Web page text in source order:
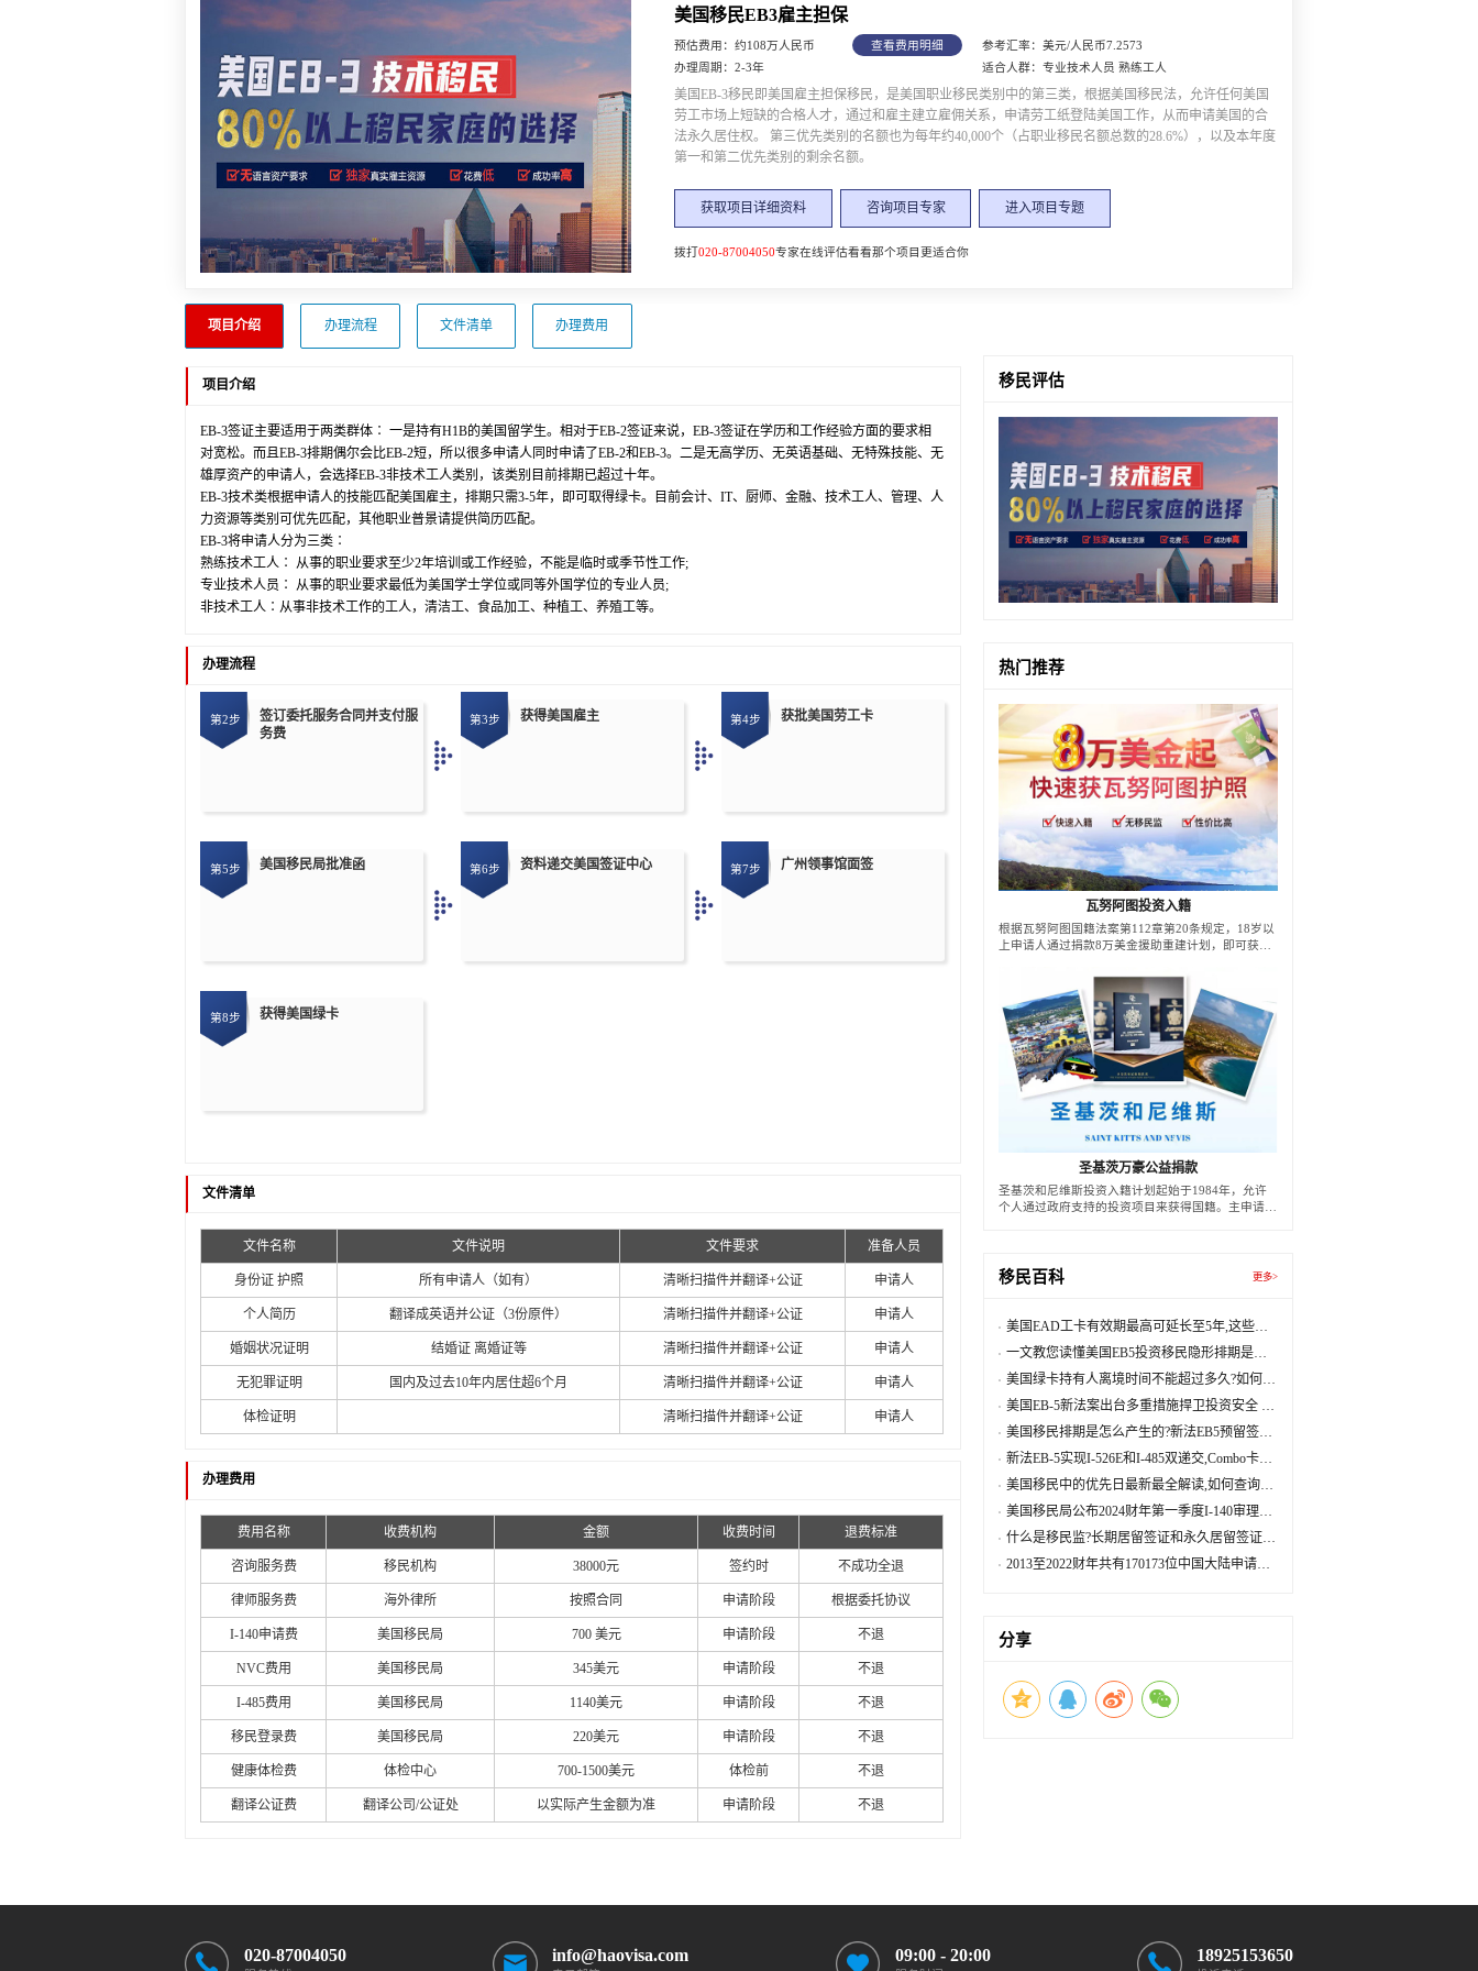
美国移民EB3雇主担保
预估费用：约108万人民币
参考汇率：美元/人民币7.2573
办理周期：2-3年
适合人群：专业技术人员 熟练工人
查看费用明细
美国EB-3移民即美国雇主担保移民，是美国职业移民类别中的第三类，根据美国移民法，允许任何美国
劳工市场上短缺的合格人才，通过和雇主建立雇佣关系，申请劳工纸登陆美国工作，从而申请美国的合
法永久居住权。 第三优先类别的名额也为每年约40,000个（占职业移民名额总数的28.6%），以及本年度
第一和第二优先类别的剩余名额。
获取项目详细资料 咨询项目专家 进入项目专题
拨打020-87004050专家在线评估看看那个项目更适合你
项目介绍 办理流程 文件清单 办理费用
项目介绍
EB-3签证主要适用于两类群体∶ 一是持有H1B的美国留学生。相对于EB-2签证来说，EB-3签证在学历和工作经验方面的要求相
对宽松。而且EB-3排期偶尔会比EB-2短，所以很多申请人同时申请了EB-2和EB-3。二是无高学历、无英语基础、无特殊技能、无
雄厚资产的申请人，会选择EB-3非技术工人类别，该类别目前排期已超过十年。
EB-3技术类根据申请人的技能匹配美国雇主，排期只需3-5年，即可取得绿卡。目前会计、IT、厨师、金融、技术工人、管理、人
力资源等类别可优先匹配，其他职业普景请提供简历匹配。
EB-3将申请人分为三类∶
熟练技术工人∶ 从事的职业要求至少2年培训或工作经验，不能是临时或季节性工作;
专业技术人员∶ 从事的职业要求最低为美国学士学位或同等外国学位的专业人员;
非技术工人∶从事非技术工作的工人，清洁工、食品加工、种植工、养殖工等。
办理流程
第2步
签订委托服务合同并支付服
务费
第3步 获得美国雇主 第4步 获批美国劳工卡
第5步 美国移民局批准函 第6步 资料递交美国签证中心 第7步 广州领事馆面签
第8步 获得美国绿卡
文件清单
文件名称 文件说明 文件要求 准备人员
身份证 护照 所有申请人（如有） 清晰扫描件并翻译+公证 申请人
个人简历 翻译成英语并公证（3份原件） 清晰扫描件并翻译+公证 申请人
婚姻状况证明 结婚证 离婚证等 清晰扫描件并翻译+公证 申请人
无犯罪证明 国内及过去10年内居住超6个月 清晰扫描件并翻译+公证 申请人
体检证明 清晰扫描件并翻译+公证 申请人
办理费用
费用名称 收费机构 金额 收费时间 退费标准
咨询服务费 移民机构 38000元 签约时 不成功全退
律师服务费 海外律所 按照合同 申请阶段 根据委托协议
I-140申请费 美国移民局 700 美元 申请阶段 不退
NVC费用 美国移民局 345美元 申请阶段 不退
I-485费用 美国移民局 1140美元 申请阶段 不退
移民登录费 美国移民局 220美元 申请阶段 不退
健康体检费 体检中心 700-1500美元 体检前 不退
翻译公证费 翻译公司/公证处 以实际产生金额为准 申请阶段 不退
移民评估
热门推荐
瓦努阿图投资入籍
根据瓦努阿图国籍法案第112章第20条规定，18岁以
上申请人通过捐款8万美金援助重建计划，即可获得
照项目，从签约到领取护照，平均45天。
圣基茨万豪公益捐款
圣基茨和尼维斯投资入籍计划起始于1984年，允许
个人通过政府支持的投资项目来获得国籍。主申请人
名18岁及以上受抚养人：需额外投资5万美金。
移民百科 更多>
美国EAD工卡有效期最高可延长至5年,这些隐
藏福利你要知道
一文教您读懂美国EB5投资移⺠隐形排期是怎
么产生的?
美国绿卡持有人离境时间不能超过多久?如何维
持永居身份？
美国EB-5新法案出台多重措施捍卫投资安全 明
确对区域中心监管与处罚
美国移民排期是怎么产生的?新法EB5预留签证
暂无排期
新法EB-5实现I-526E和I-485双递交,Combo卡的
常见问题汇总
美国移民中的优先日最新最全解读,如何查询美
国移民优先日期?
美国移民局公布2024财年第一季度I-140审理数
据情况
什么是移民监?长期居留签证和永久居留签证有
什么区别?
2013至2022财年共有170173位中国大陆申请人
分享
020-87004050 info@haovisa.com 09:00 - 20:00 18925153650